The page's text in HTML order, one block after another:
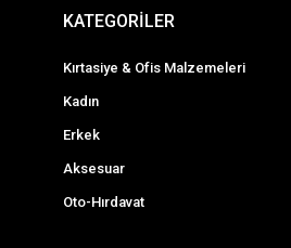
KATEGORİLER
Kırtasiye & Ofis Malzemeleri
Kadın
Erkek
Aksesuar
Oto-Hırdavat